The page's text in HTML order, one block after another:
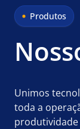
Produtos
Unimos
toda a